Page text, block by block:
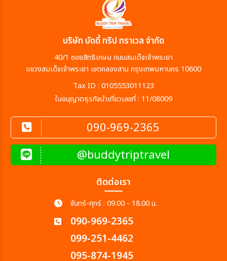
บริษัท บัดดี้ ทริป ทราเวล จำกัด
40/1 ซอยสิทธิเกษม ถนนสมเด็จเจ้าพระยา
แขวงสมเด็จเจ้าพระยา เขตคลองสาน กรุงเทพมหานคร 10600
Tax ID : 0105553011123
ใบอนุญาตธุรกิจนำเที่ยวเลขที่ : 11/08009
090-969-2365
@buddytriptravel
ติดต่อเรา
จันทร์-ศุกร์ : 09.00 - 18.00 น.
090-969-2365
099-251-4462
095-874-1945